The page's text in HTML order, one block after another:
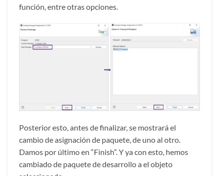
función, entre otras opciones.
Posterior esto, antes de finalizar, se mostrará el
cambio de asignación de paquete, de uno al otro.
Damos por último en “Finish”. Y ya con esto, hemos
cambiado de paquete de desarrollo a el objeto